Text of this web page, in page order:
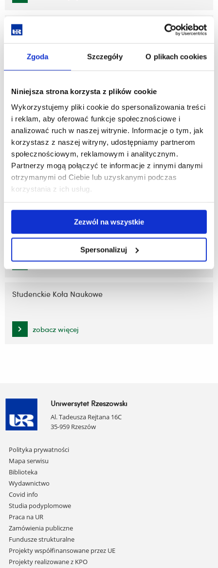
Zgoda Szczegóły O plikach cookies
Niniejsza strona korzysta z plików cookie
Wykorzystujemy pliki cookie do spersonalizowania treści
i reklam, aby oferować funkcje społecznościowe i
analizować ruch w naszej witrynie. Informacje o tym, jak
korzystasz z naszej witryny, udostępniamy partnerom
społecznościowym, reklamowym i analitycznym.
Partnerzy mogą połączyć te informacje z innymi danymi
otrzymanymi od Ciebie lub uzyskanymi podczas
korzystania z ich usług.
Zezwól na wszystkie
Spersonalizuj
Sylabusy
zobacz więcej
Kierownik i zespół programowy
zobacz więcej
Praktyki programowe
Prace dyplomowe
zobacz więcej
Studenckie Koła Naukowe
zobacz więcej
Uniwersytet Rzeszowski
Al. Tadeusza Rejtana 16C
35-959 Rzeszów
Pomiń
nawigację
i
przejdź
do
treści
Polityka prywatności
Mapa serwisu
Biblioteka
Wydawnictwo
Covid info
Studia podyplomowe
Praca na UR
Zamówienia publiczne
Fundusze strukturalne
Projekty współfinansowane przez UE
Projekty realizowane z KPO